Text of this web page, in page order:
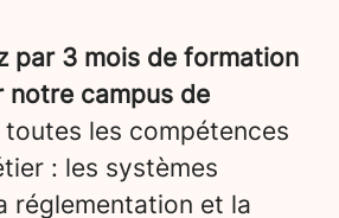
par 3 mois de formation
notre campus de
toutes les compétences
: les systèmes
réglementation et la